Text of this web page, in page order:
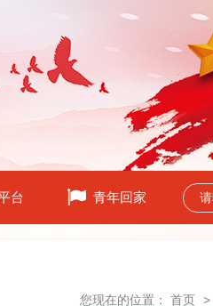
台 青年回家
您现在的位置： 首页 >